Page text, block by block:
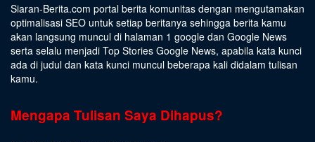
Siaran-Berita.com portal berita komunitas dengan mengutamakan
optimalisasi SEO untuk setiap beritanya sehingga berita kamu
akan langsung muncul di halaman 1 google dan Google News
serta selalu menjadi Top Stories Google News, apabila kata kunci
ada di judul dan kata kunci muncul beberapa kali didalam tulisan
kamu.
Mengapa Tulisan Saya Dihapus?